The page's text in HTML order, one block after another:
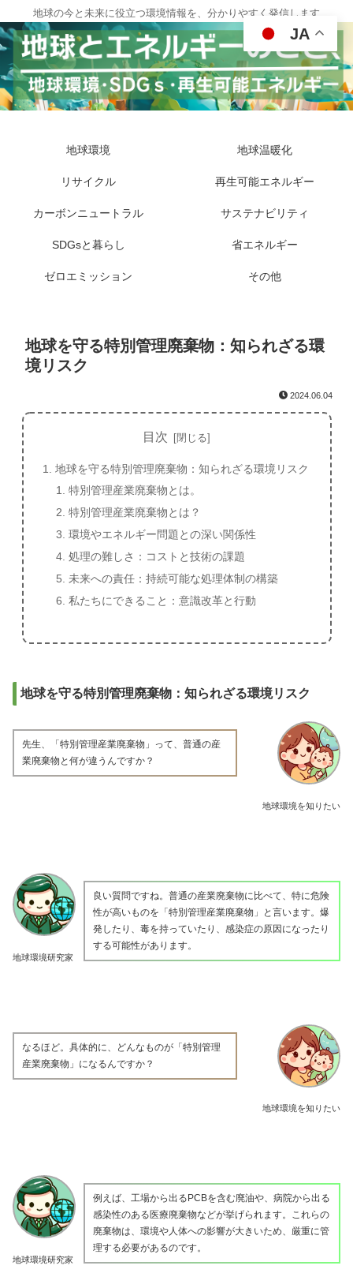
地球の今と未来に役立つ環境情報を、分かりやすく発信します
地球環境 地球温暖化
リサイクル 再生可能エネルギー
カーボンニュートラル サステナビリティ
SDGsと暮らし 省エネルギー
ゼロエミッション その他
地球を守る特別管理廃棄物：知られざる環
境リスク
2024.06.04
目次
地球を守る特別管理廃棄物：知られざる環境リスク
特別管理産業廃棄物とは。
特別管理産業廃棄物とは？
環境やエネルギー問題との深い関係性
処理の難しさ：コストと技術の課題
未来への責任：持続可能な処理体制の構築
私たちにできること：意識改革と行動
地球を守る特別管理廃棄物：知られざる環境リスク
地球環境を知りたい
先生、「特別管理産業廃棄物」って、普通の産
業廃棄物と何が違うんですか？
地球環境研究家
良い質問ですね。普通の産業廃棄物に比べて、特に危険
性が高いものを「特別管理産業廃棄物」と言います。爆
発したり、毒を持っていたり、感染症の原因になったり
する可能性があります。
地球環境を知りたい
なるほど。具体的に、どんなものが「特別管理
産業廃棄物」になるんですか？
地球環境研究家
例えば、工場から出るPCBを含む廃油や、病院から出る
感染性のある医療廃棄物などが挙げられます。これらの
廃棄物は、環境や人体への影響が大きいため、厳重に管
理する必要があるのです。
JA